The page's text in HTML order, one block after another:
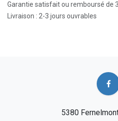
Garantie satisfait ou remboursé de
Livraison : 2-3 jours ouvrables
5380